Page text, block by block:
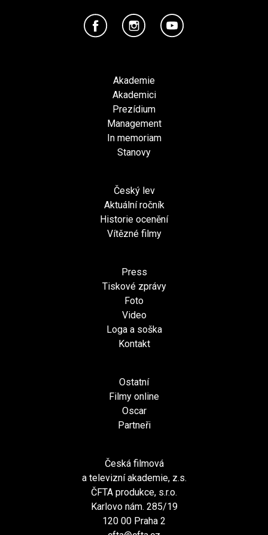
Akademie
Akademici
Prezídium
Management
In memoriam
Stanovy
Český lev
Aktuální ročník
Historie ocenění
Vítězné filmy
Press
Tiskové zprávy
Foto
Video
Loga a soška
Kontakt
Ostatní
Filmy online
Oscar
Partneři
Česká filmová
a televizní akademie, z.s.
ČFTA produkce, s.r.o.
Karlovo nám. 285/19
120 00 Praha 2